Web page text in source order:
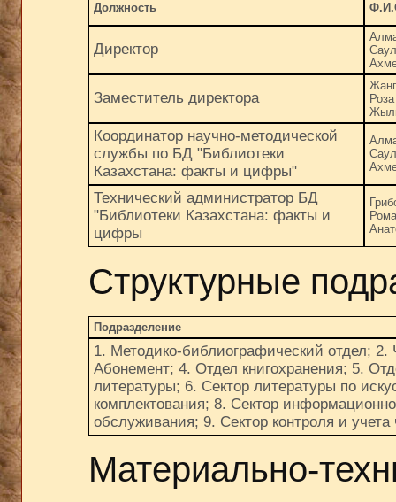
Должность
Директор
Заместитель директора
Роза
Координатор научно-методической
службы по БД "Библиотеки
Казахстана: факты и цифры"
Технический администратор БД
"Библиотеки Казахстана: факты и
цифры
Структурные
Подразделение
1. Методико-библиографический отдел;
Абонемент; 4. Отдел книгохранения; 5.
литературы; 6. Сектор литературы по
комплектования; 8. Сектор
обслуживания; 9. Сектор контроля и учета
Материально-